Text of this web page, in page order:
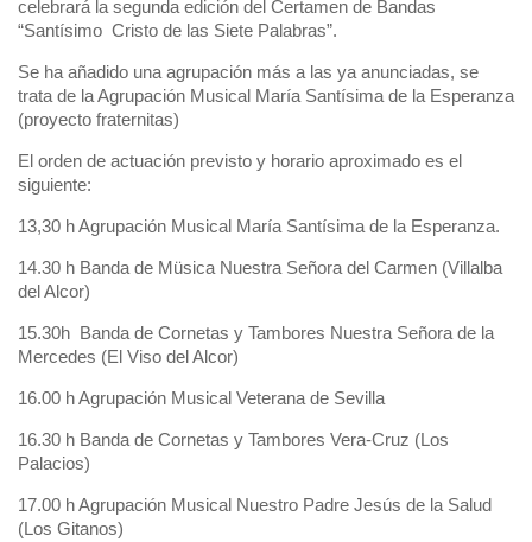
celebrará la segunda edición del Certamen de Bandas
“Santísimo Cristo de las Siete Palabras”.
Se ha añadido una agrupación más a las ya anunciadas, se
trata de la Agrupación Musical María Santísima de la Esperanza
(proyecto fraternitas)
El orden de actuación previsto y horario aproximado es el
siguiente:
13,30 h Agrupación Musical María Santísima de la Esperanza.
14.30 h Banda de Müsica Nuestra Señora del Carmen (Villalba
del Alcor)
15.30h Banda de Cornetas y Tambores Nuestra Señora de la
Mercedes (El Viso del Alcor)
16.00 h Agrupación Musical Veterana de Sevilla
16.30 h Banda de Cornetas y Tambores Vera-Cruz (Los
Palacios)
17.00 h Agrupación Musical Nuestro Padre Jesús de la Salud
(Los Gitanos)